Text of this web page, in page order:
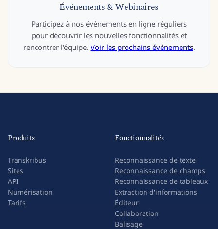
Événements & Webinaires
Participez à nos événements en ligne réguliers
pour découvrir les nouvelles fonctionnalités et
rencontrer l'équipe. Voir les prochains événements.
Produits
Transkribus
Sites
API
Numérisation
Tarifs
Fonctionnalités
Reconnaissance de texte
Reconnaissance de champs
Reconnaissance de tableaux
Extraction d'informations
Éditeur
Collaboration
Balisage